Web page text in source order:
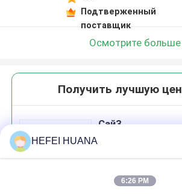
Подтверженный
поставщик
Осмотрите больше
Получить лучшую
Сай3
HEFEI HUANA
6:26 PM